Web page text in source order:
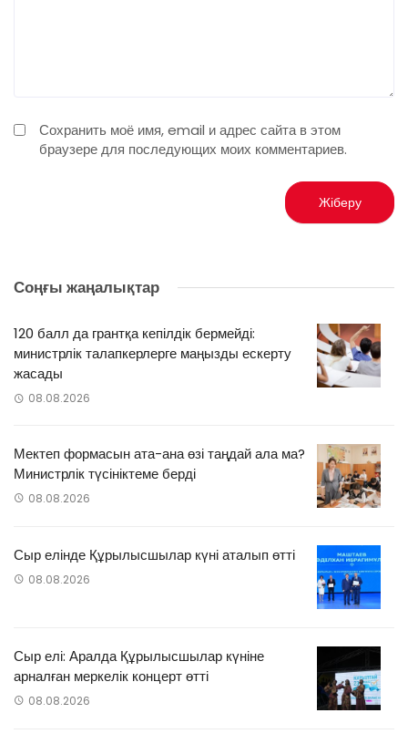
Сохранить моё имя, email и адрес сайта в этом
браузере для последующих моих комментариев.
Соңғы жаңалықтар
120 балл да грантқа кепілдік бермейді:
министрлік талапкерлерге маңызды ескерту
жасады
08.08.2026
Мектеп формасын ата-ана өзі таңдай ала ма?
Министрлік түсініктеме берді
08.08.2026
Сыр елінде Құрылысшылар күні аталып өтті
08.08.2026
Сыр елі: Аралда Құрылысшылар күніне
арналған меркелік концерт өтті
08.08.2026